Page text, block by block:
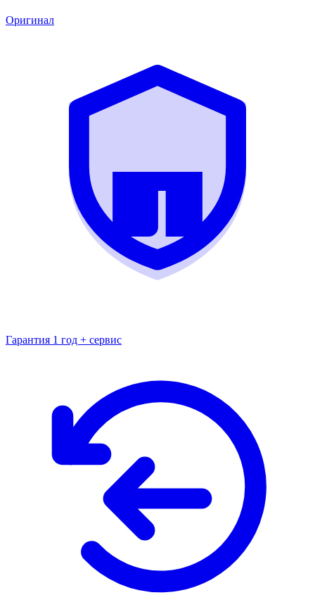
Оригинал
Гарантия 1 год + сервис